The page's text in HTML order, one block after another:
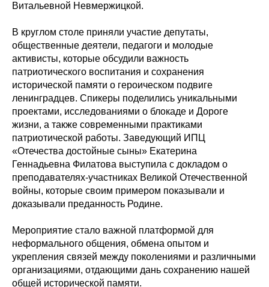
Витальевной Невмержицкой.
В круглом столе приняли участие депутаты,
общественные деятели, педагоги и молодые
активисты, которые обсудили важность
патриотического воспитания и сохранения
исторической памяти о героическом подвиге
ленинградцев. Спикеры поделились уникальными
проектами, исследованиями о блокаде и Дороге
жизни, а также современными практиками
патриотической работы. Заведующий ИПЦ
«Отечества достойные сыны» Екатерина
Геннадьевна Филатова выступила с докладом о
преподавателях-участниках Великой Отечественной
войны, которые своим примером показывали и
доказывали преданность Родине.
Мероприятие стало важной платформой для
неформального общения, обмена опытом и
укрепления связей между поколениями и различными
организациями, отдающими дань сохранению нашей
общей исторической памяти.